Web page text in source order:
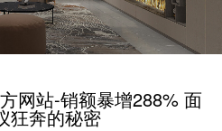
网站-销额暴增288% 面
狂奔的秘密